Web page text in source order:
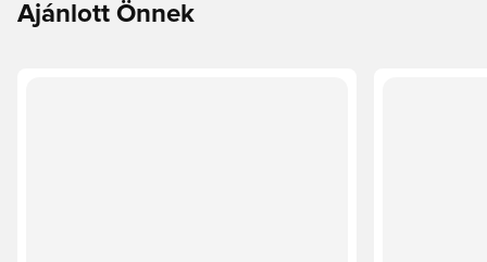
Ajánlott Önnek